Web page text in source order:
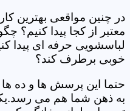
در چنین مواقعی بهترین
معتبر از کجا پیدا کنیم؟
لباسشویی حرفه ای پیدا
خوبی برطرف کند؟
حتما این پرسش ها و ده
به ذهن شما هم می